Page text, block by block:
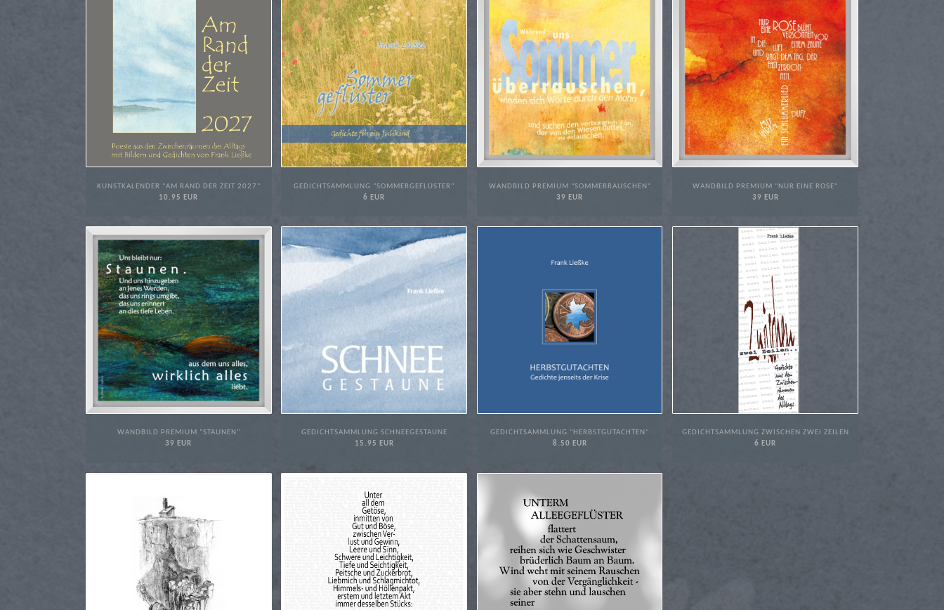
KUNSTKALENDER "AM RAND DER ZEIT 2027"
10.95 EUR
GEDICHTSAMMLUNG "SOMMERGEFLÜSTER"
6 EUR
WANDBILD PREMIUM "SOMMERRAUSCHEN"
39 EUR
WANDBILD PREMIUM "NUR EINE ROSE"
39 EUR
WANDBILD PREMIUM "STAUNEN"
39 EUR
GEDICHTSAMMLUNG SCHNEEGESTAUNE
15.95 EUR
GEDICHTSAMMLUNG "HERBSTGUTACHTEN"
8.50 EUR
GEDICHTSAMMLUNG ZWISCHEN ZWEI ZEILEN
6 EUR